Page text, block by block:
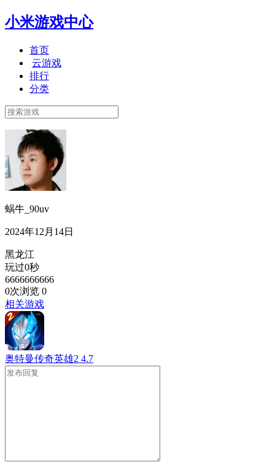
小米游戏中心
首页
云游戏
排行
分类
蜗牛_90uv
2024年12月14日
黑龙江
玩过0秒
6666666666
0次浏览 0
相关游戏
奥特曼传奇英雄2 4.7